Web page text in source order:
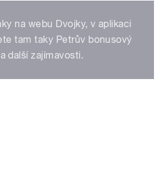
na webu Dvojky, v aplikaci
tam taky Petrův bonusový
další zajímavosti.